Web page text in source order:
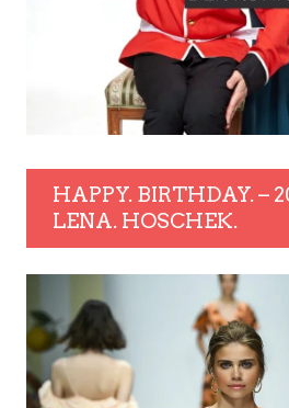
HAPPY. BIRTHDAY. –
LENA. HOSCHEK.